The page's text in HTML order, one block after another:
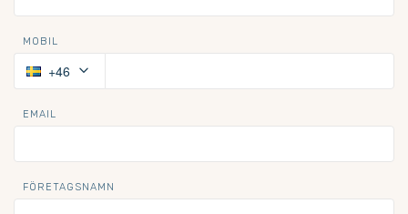
MOBIL
+46 keyboard_arrow_down
EMAIL
FÖRETAGSNAMN